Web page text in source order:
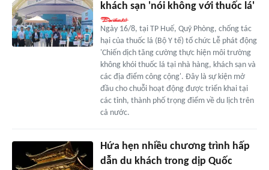
khách sạn 'nói không với thuốc lá'
Ngày 16/8, tại TP Huế, Quỹ Phòng, chống tác
hại của thuốc lá (Bộ Y tế) tổ chức Lễ phát động
'Chiến dịch tăng cường thực hiện môi trường
không khói thuốc lá tại nhà hàng, khách sạn và
các địa điểm công cộng'. Đây là sự kiện mở
đầu cho chuỗi hoạt động được triển khai tại
các tỉnh, thành phố trọng điểm về du lịch trên
cả nước.
Hứa hẹn nhiều chương trình hấp
dẫn du khách trong dịp Quốc